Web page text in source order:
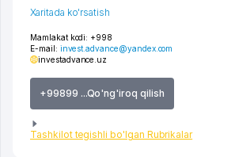
Mamlakat kodi: +998
E-mail: invest.advance@yandex.com
investadvance.uz
+99899 ...Qo'ng'iroq qilish
Tashkilot tegishli bo'lgan Rubrikalar
Xaritada ko'rsatish